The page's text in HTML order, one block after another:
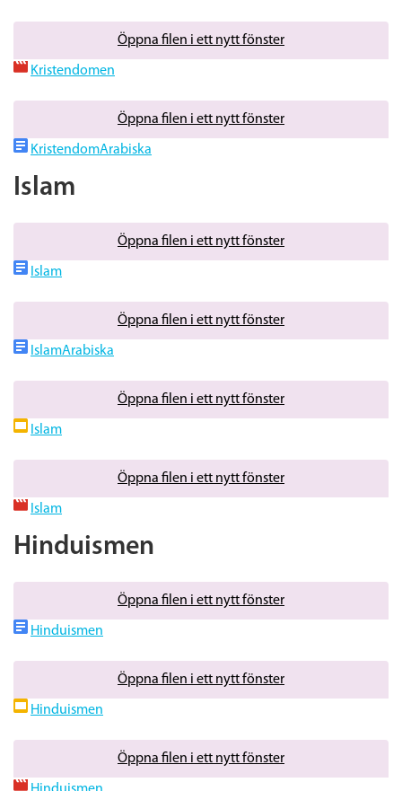
Öppna filen i ett nytt fönster
Kristendomen
Öppna filen i ett nytt fönster
KristendomArabiska
Islam
Öppna filen i ett nytt fönster
Islam
Öppna filen i ett nytt fönster
IslamArabiska
Öppna filen i ett nytt fönster
Islam
Öppna filen i ett nytt fönster
Islam
Hinduismen
Öppna filen i ett nytt fönster
Hinduismen
Öppna filen i ett nytt fönster
Hinduismen
Öppna filen i ett nytt fönster